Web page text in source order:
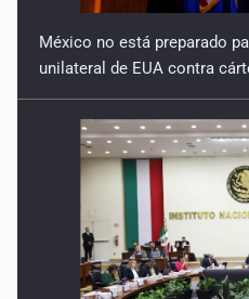
A ver cuántos quedan
7 de Julio de 2026
México no está preparado
unilateral de EUA contra